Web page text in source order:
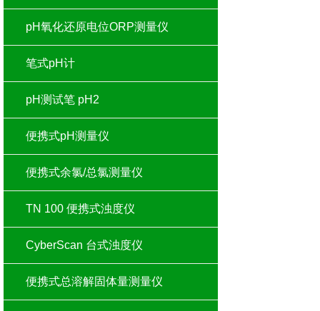
pH氧化还原电位ORP测量仪
笔式pH计
pH测试笔 pH2
便携式pH测量仪
便携式余氯/总氯测量仪
TN 100 便携式浊度仪
CyberScan 台式浊度仪
便携式总溶解固体量测量仪